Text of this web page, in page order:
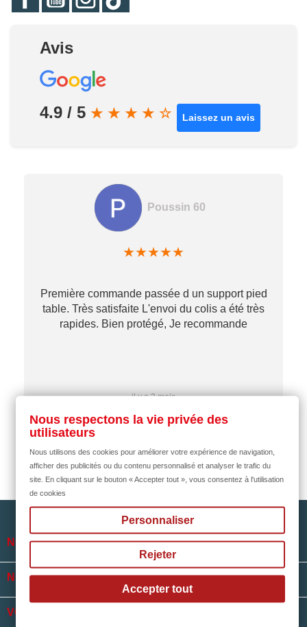
Avis
4.9 / 5 ★ ★ ★ ★ ☆ Laissez un avis
Poussin 60
★★★★★
Première commande passée d un support pied
table. Très satisfaite L'envoi du colis a été très
rapides. Bien protégé, Je recommande
il y a 2 mois
NOTRE SOCIÉTÉ 
NOS HORAIRES 
VOTRE COMPTE
Nous respectons la vie privée des
utilisateurs
Nous utilisons des cookies pour améliorer votre expérience de navigation,
afficher des publicités ou du contenu personnalisé et analyser le trafic du
site. En cliquant sur le bouton « Accepter tout », vous consentez à l'utilisation
de cookies
Personnaliser
Rejeter
Accepter tout